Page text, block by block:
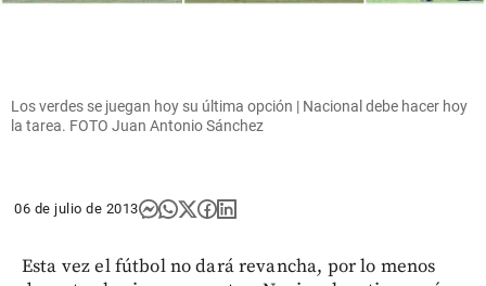
Los verdes se juegan hoy su última opción | Nacional debe hacer hoy
la tarea. FOTO Juan Antonio Sánchez
06 de julio de 2013
Esta vez el fútbol no dará revancha, por lo menos